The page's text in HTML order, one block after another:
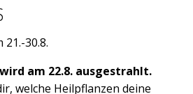
30.8.
am 22.8. ausgestrahlt.
welche Heilpflanzen deine